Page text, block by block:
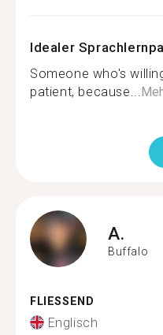
Idealer
Someone who's
patient, because...
A.
Buffalo
FLIESSEND
Englisch